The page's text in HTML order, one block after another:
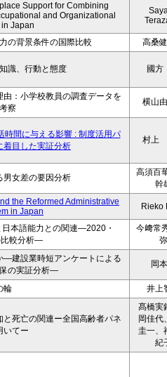
Support for Combining
and Organizational
Japan
の背景条件の国際比較 高桑
識、行動と態度 國
：小学校教員の調査データを
察
横山
時間に与える影響 : 制度活用パ
着目した実証分析
村上
男女差の要因分析
高須百
幹
the Reformed Administrative
in Japan
Rieko
本語能力との関連―2020・
比較分析―
今﨑常
弥
―建設業時短アンケートによる
の実証分析―
岡
輪 井上
死亡の関連ー全国高齢者パネ
いてー
髙橋実
岡佳代
圭一、
紀